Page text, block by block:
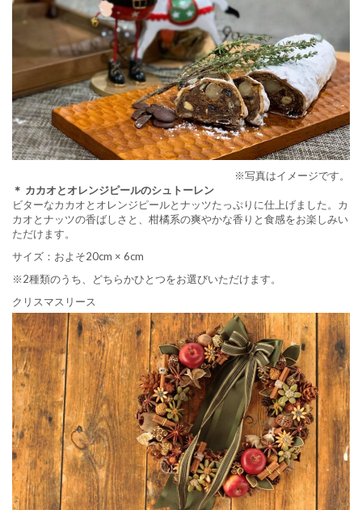
※写真はイメージです。
＊ カカオとオレンジピールのシュトーレン
ビターなカカオとオレンジピールとナッツたっぷりに仕上げました。カ
カオとナッツの香ばしさと、柑橘系の爽やかな香りと食感をお楽しみい
ただけます。
サイズ：およそ20cm × 6cm
※2種類のうち、どちらかひとつをお選びいただけます。
クリスマスリース